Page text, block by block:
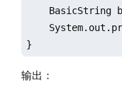
BasicString
}
输出：